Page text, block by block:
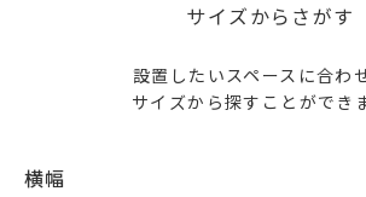
サイズからさがす
設置したいスペースに合わせ
サイズから探すことができ